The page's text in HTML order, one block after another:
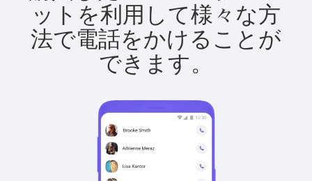
ットを利用して様々な方
法で電話をかけることが
できます。